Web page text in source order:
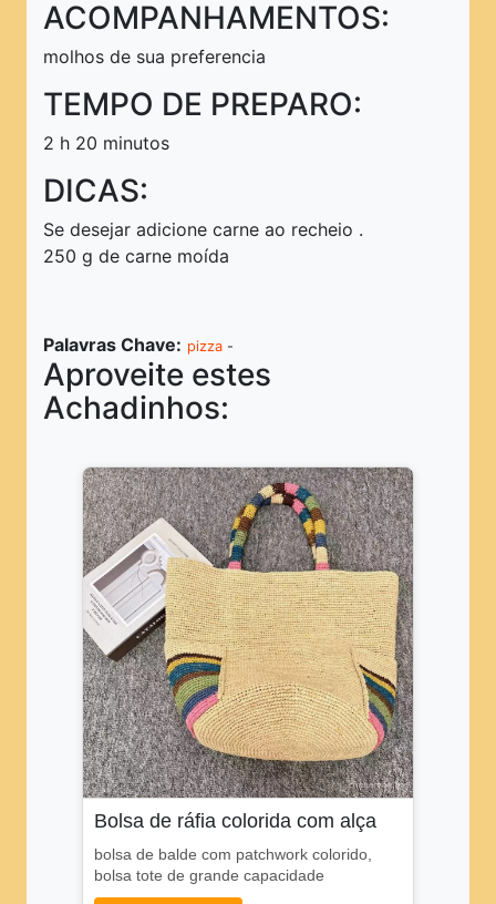
ACOMPANHAMENTOS:
molhos de sua preferencia
TEMPO DE PREPARO:
2 h 20 minutos
DICAS:
Se desejar adicione carne ao recheio .
250 g de carne moída
Palavras Chave: pizza -
Aproveite estes
Achadinhos:
Bolsa de ráfia colorida com alça
bolsa de balde com patchwork colorido,
bolsa tote de grande capacidade